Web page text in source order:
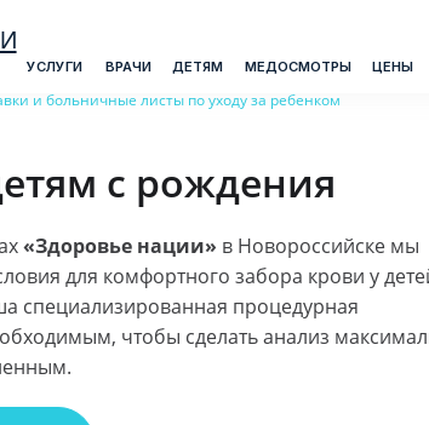
ВРАЧИ МЕДОСМОТРЫ ЦЕНЫ
ДЕТЯМ АКЦИИ
и больничные листы по уходу за ребенком
с рождения
«Здоровье нации» в Новороссийске мы
для комфортного забора крови у
специализированная процедурная
чтобы сделать анализ